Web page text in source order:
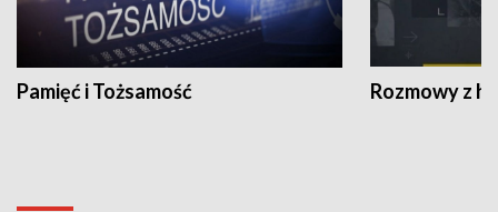
Pamięć i Tożsamość Rozmowy z